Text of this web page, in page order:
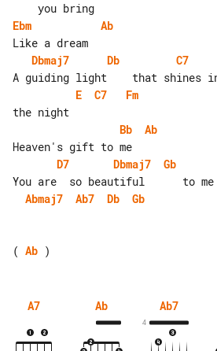
Ebm
Ab
Dbmaj7
Db
C7
E
C7
Fm
Bb
Ab
D7
Dbmaj7 Gb
Abmaj7
Ab7 Db Gb
( Ab
A7 Ab Ab7
4